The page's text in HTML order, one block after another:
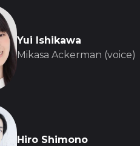
Yui Ishikawa
Mikasa Ackerman (voice)
Hiro Shimono